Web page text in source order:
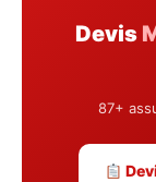
Devis
87+